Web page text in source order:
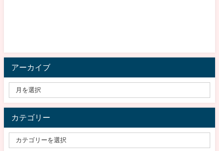
アーカイブ
カテゴリー